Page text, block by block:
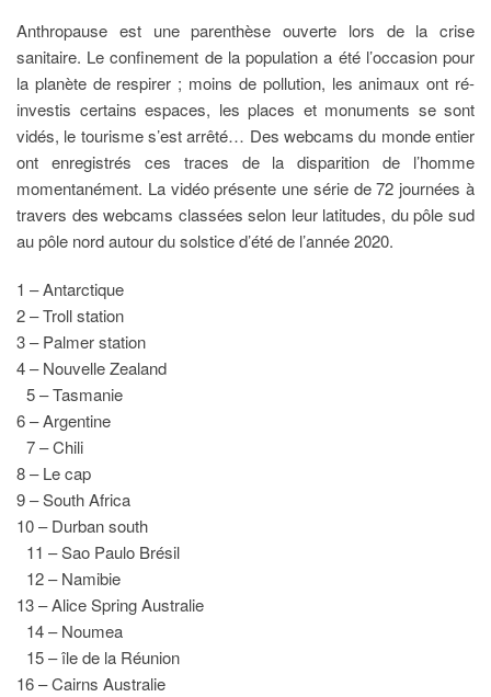
Anthropause est une parenthèse ouverte lors de la crise
sanitaire. Le confinement de la population a été l’occasion pour
la planète de respirer ; moins de pollution, les animaux ont ré-
investis certains espaces, les places et monuments se sont
vidés, le tourisme s’est arrêté… Des webcams du monde entier
ont enregistrés ces traces de la disparition de l’homme
momentanément. La vidéo présente une série de 72 journées à
travers des webcams classées selon leur latitudes, du pôle sud
au pôle nord autour du solstice d’été de l’année 2020.
1 – Antarctique
2 – Troll station
3 – Palmer station
4 – Nouvelle Zealand
5 – Tasmanie
6 – Argentine
7 – Chili
8 – Le cap
9 – South Africa
10 – Durban south
11 – Sao Paulo Brésil
12 – Namibie
13 – Alice Spring Australie
14 – Noumea
15 – île de la Réunion
16 – Cairns Australie